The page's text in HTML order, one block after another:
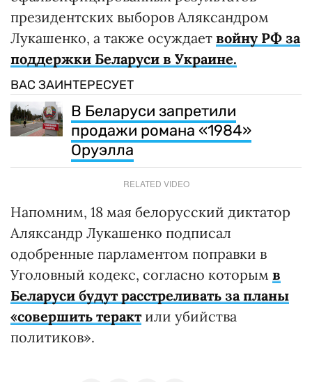
президентских выборов Аляксандром
Лукашенко, а также осуждает войну РФ за
поддержки Беларуси в Украине.
ВАС ЗАИНТЕРЕСУЕТ
В Беларуси запретили
продажи романа «1984»
Оруэлла
RELATED VIDEO
Напомним, 18 мая белорусский диктатор
Аляксандр Лукашенко подписал
одобренные парламентом поправки в
Уголовный кодекс, согласно которым в
Беларуси будут расстреливать за планы
«совершить терактили убийства
политиков».